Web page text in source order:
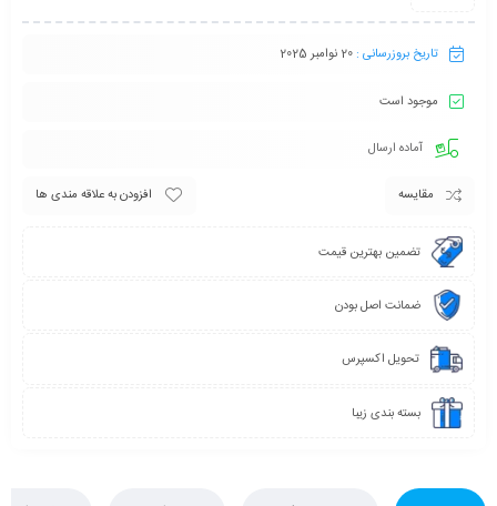
تاریخ بروزرسانی : 20 نوامبر 2025
موجود است
آماده ارسال
مقایسه افزودن به علاقه مندی ها
تضمین بهترین قیمت
ضمانت اصل بودن
تحویل اکسپرس
بسته بندی زیبا